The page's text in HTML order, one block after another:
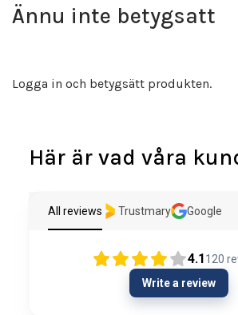
Ännu inte betygsatt
Logga in och betygsätt produkten.
Här är vad våra
All reviews Trustmary Google
4.1 120
Write a review